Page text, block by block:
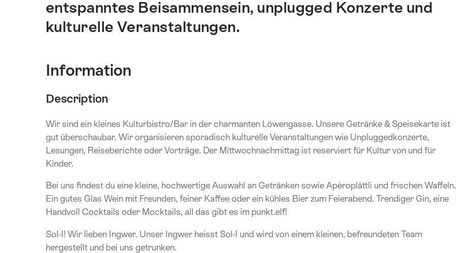
entspanntes Beisammensein, unplugged Konzerte und
kulturelle Veranstaltungen.
Information
Description
Wir sind ein kleines Kulturbistro/Bar in der charmanten Löwengasse. Unsere Getränke & Speisekarte ist
gut überschaubar. Wir organisieren sporadisch kulturelle Veranstaltungen wie Unpluggedkonzerte,
Lesungen, Reiseberichte oder Vorträge. Der Mittwochnachmittag ist reserviert für Kultur von und für
Kinder.
Bei uns findest du eine kleine, hochwertige Auswahl an Getränken sowie Apèroplättli und frischen Waffeln.
Ein gutes Glas Wein mit Freunden, feiner Kaffee oder ein kühles Bier zum Feierabend. Trendiger Gin, eine
Handvoll Cocktails oder Mocktails, all das gibt es im punkt.elf!
Sol-I! Wir lieben Ingwer. Unser Ingwer heisst Sol-I und wird von einem kleinen, befreundeten Team
hergestellt und bei uns getrunken.